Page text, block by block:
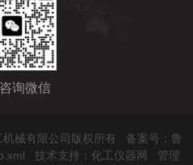
询微信
械有限公司版权所有 备案号：鲁
技术支持： 化工仪器网 管理